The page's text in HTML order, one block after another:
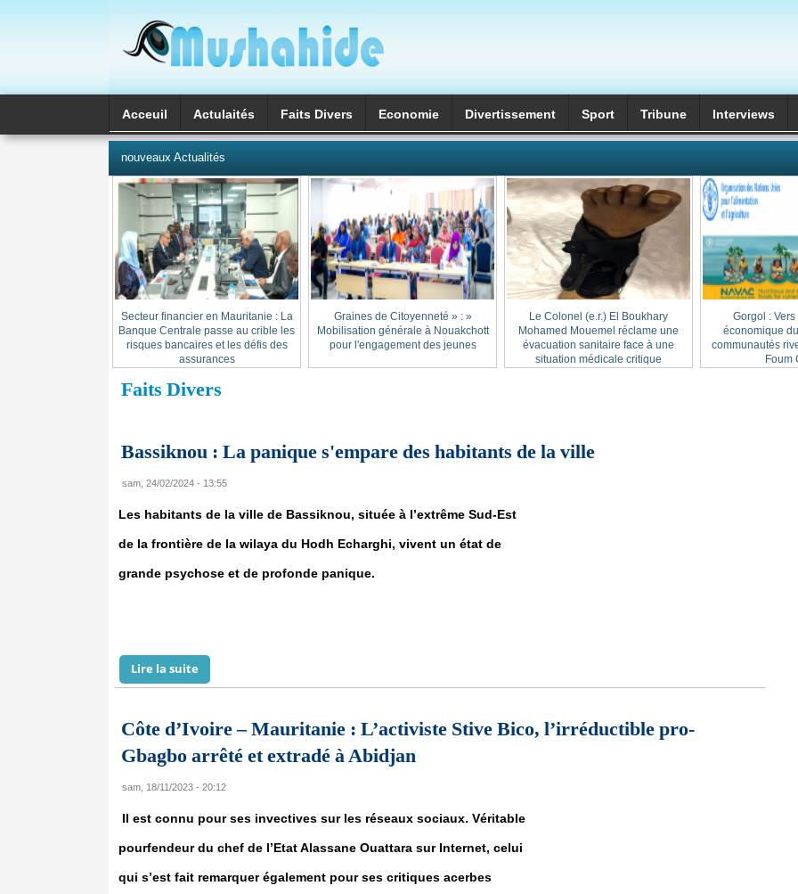
Acceuil Actulaités Faits Divers Economie Divertissement Sport Tribune Interviews
nouveaux Actualités
Gorgol :
économique
communautés
Foum
Le Colonel (e.r.) El Boukhary
Mohamed Mouemel réclame une
évacuation sanitaire face à une
situation médicale critique
« Graines de Citoyenneté » :
Mobilisation générale à Nouakchott
pour l'engagement des jeunes
Secteur financier en Mauritanie : La
Banque Centrale passe au crible les
risques bancaires et les défis des
assurances
Faits Divers
Bassiknou : La panique s'empare des habitants de la ville
sam, 24/02/2024 - 13:55
Les habitants de la ville de Bassiknou, située à l’extrême Sud-Est
de la frontière de la wilaya du Hodh Echarghi, vivent un état de
grande psychose et de profonde panique.
Lire la suite
Côte d’Ivoire – Mauritanie : L’activiste Stive Bico, l’irréductible pro-
Gbagbo arrêté et extradé à Abidjan
sam, 18/11/2023 - 20:12
Il est connu pour ses invectives sur les réseaux sociaux. Véritable
pourfendeur du chef de l’Etat Alassane Ouattara sur Internet, celui
qui s’est fait remarquer également pour ses critiques acerbes